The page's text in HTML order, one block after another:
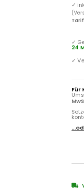
✓
✓
24
✓
Für